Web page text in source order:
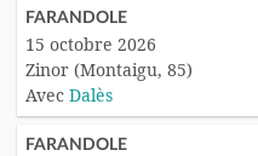
FARANDOLE
15 octobre 2026
Zinor (Montaigu, 85)
Avec Dalès
FARANDOLE